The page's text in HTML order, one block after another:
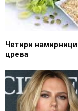
Четири
црева